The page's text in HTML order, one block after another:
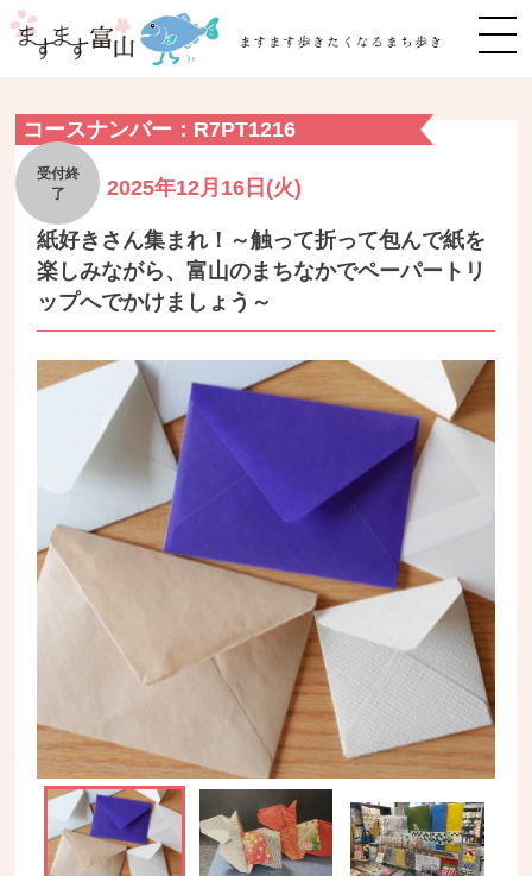
コースナンバー：R7PT1216
2025年12月16日(火)
紙好きさん集まれ！～触って折って包んで紙を
楽しみながら、富山のまちなかでペーパートリ
ップへでかけましょう～